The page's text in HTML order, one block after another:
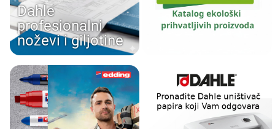
Dahle
profesionalni
noževi i giljotine